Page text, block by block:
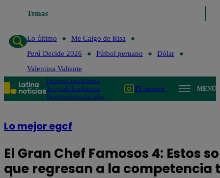
Temas
Lo último
Me Caigo de Risa
Perú Decide 2026
Fútbol peruano
Dólar
Valentina Valiente
PolíticaLimaMundo
Te ayudoTendencias
DeportesEspectáculos
TV en vivo MENÚ
Lo mejor egcf
El Gran Chef Famosos 4: Estos
que regresan a la